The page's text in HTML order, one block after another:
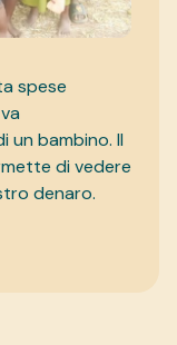
spese
un bambino. Il
di vedere
denaro.